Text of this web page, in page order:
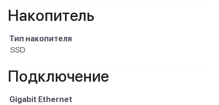
Накопитель
Тип накопителя
SSD
Подключение
Gigabit Ethernet